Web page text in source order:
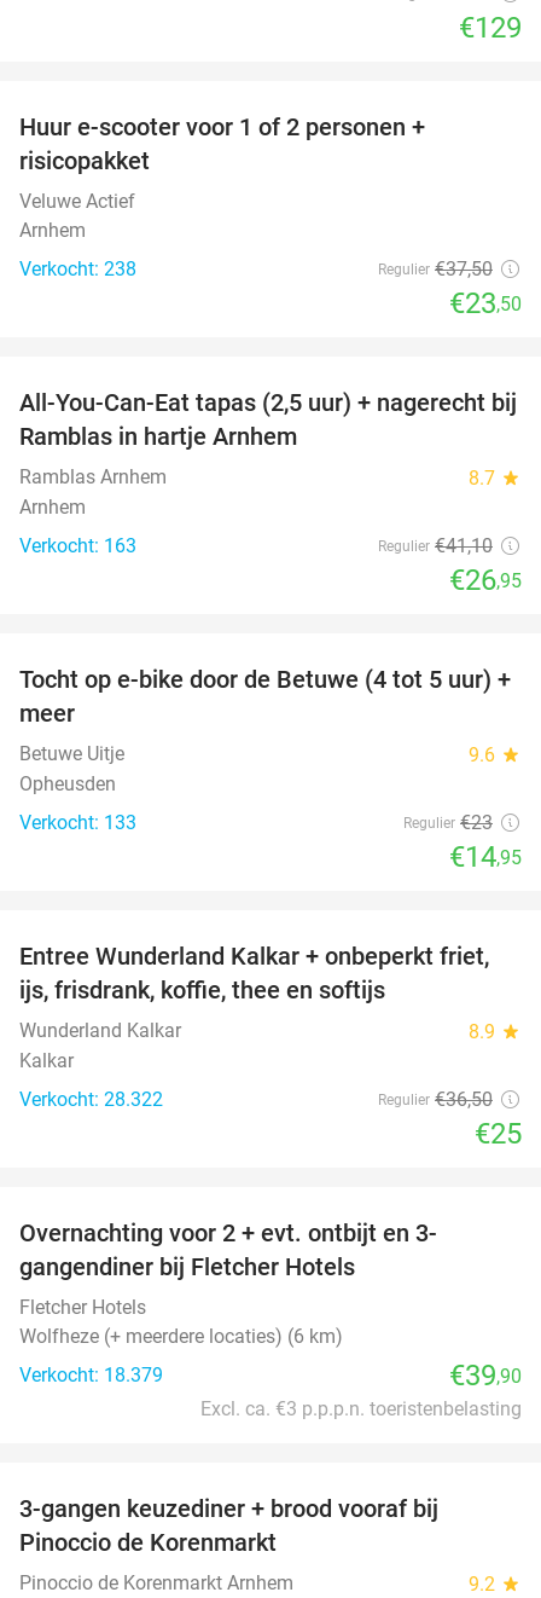
€129
Huur e-scooter voor 1 of 2 personen +
risicopakket
Veluwe Actief
Arnhem
Verkocht: 238
Regulier €37,50
€23,50
34%
All-You-Can-Eat tapas (2,5 uur) + nagerecht bij
Ramblas in hartje Arnhem
Ramblas Arnhem 8.7 star
Arnhem
Verkocht: 163
Regulier €41,10
€26,95
35%
Tocht op e-bike door de Betuwe (4 tot 5 uur) +
meer
Betuwe Uitje 9.6 star
Opheusden
Verkocht: 133
Regulier €23
€14,95
32%
Entree Wunderland Kalkar + onbeperkt friet,
ijs, frisdrank, koffie, thee en softijs
Wunderland Kalkar 8.9 star
Kalkar
Verkocht: 28.322
Regulier €36,50
€25
Overnachting voor 2 + evt. ontbijt en 3-
gangendiner bij Fletcher Hotels
Fletcher Hotels
Wolfheze (+ meerdere locaties) (6 km)
Verkocht: 18.379
€39,90
Excl. ca. €3 p.p.p.n. toeristenbelasting
3-gangen keuzediner + brood vooraf bij
Pinoccio de Korenmarkt
Pinoccio de Korenmarkt Arnhem 9.2 star